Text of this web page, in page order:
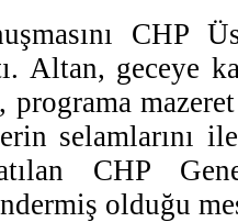
CHP
Altan, geceye
programa
selamlarını
CHP
olduğu